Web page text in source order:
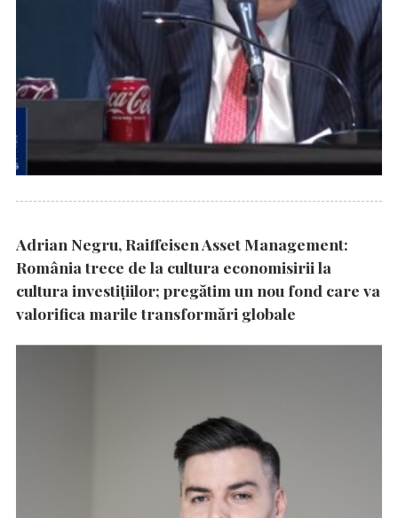
Adrian Negru, Raiffeisen Asset Management:
România trece de la cultura economisirii la
cultura investițiilor; pregătim un nou fond care va
valorifica marile transformări globale